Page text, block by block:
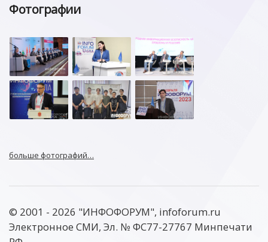
Фотографии
больше фотографий…
© 2001 - 2026 "ИНФОФОРУМ", infoforum.ru
Электронное СМИ, Эл. № ФС77-27767 Минпечати